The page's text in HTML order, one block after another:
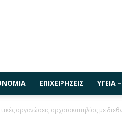
ΕΠΙΧΕΙΡΉΣΕΙΣ ΥΓΕΊΑ
οργανώσεις αρχαιοκαπηλίας με